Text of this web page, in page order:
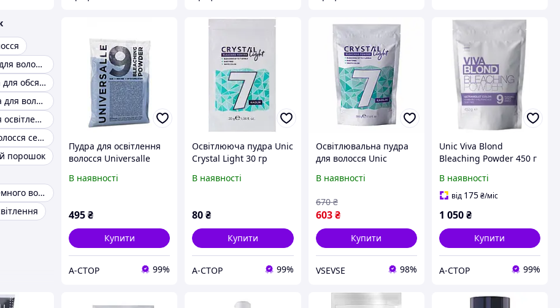
Освітлювач для волосся
Спрей пудра для обсягу волосся
Сяюча пудра для волосся
Порошок для освітлення волосся
Фарба для волосся сенко палітра
порошок
Пудра для темного волосся
Пудра для освітлення
волосся Universalle
В наявності
495₴
Купити
А-СТОР 99%
Oсвітлююча пудра Unic
Crystal Light 30 гр
Crystal Light 30 г
В наявності
80₴
Купити
А-СТОР 99%
Oсвітлювальна пудра
для волосся Unic
Powder, 500 г
В наявності
603 ₴
670 ₴
Купити
VSEVSE 98%
Unic Viva Blond
Bleaching Powder 450 г
рівнів
В наявності
від 175₴/міс
1 050₴
Купити
А-СТОР 99%